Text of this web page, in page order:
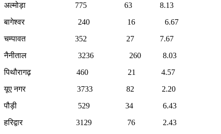
अल्मोड़ा 775 63 8.13
बागेश्वर 240 16 6.67
चम्पावत 352 27 7.67
नैनीताल 3236 260 8.03
पिथौरागढ़ 460 21 4.57
यूए नगर 3733 82 2.20
पौड़ी 529 34 6.43
हरिद्वार 3129 76 2.43